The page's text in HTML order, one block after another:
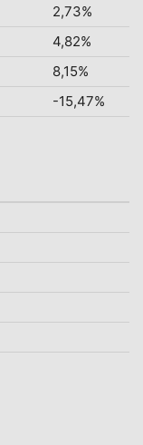
2,73%
4,82%
8,15%
-15,47%